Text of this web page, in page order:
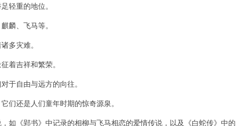
轻重的地位。
麟、飞马等。
多灾难。
吉祥和繁荣。
自由与远方的向往。
还是人们童年时期的惊奇源泉。
《郢书》中记录的相柳与飞马相恋的爱情传说，以及《白蛇传》中的